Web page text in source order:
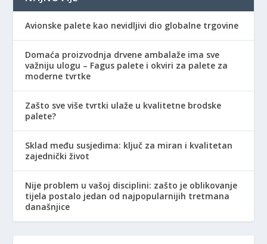
Avionske palete kao nevidljivi dio globalne trgovine
Domaća proizvodnja drvene ambalaže ima sve
važniju ulogu – Fagus palete i okviri za palete za
moderne tvrtke
Zašto sve više tvrtki ulaže u kvalitetne brodske
palete?
Sklad među susjedima: ključ za miran i kvalitetan
zajednički život
Nije problem u vašoj disciplini: zašto je oblikovanje
tijela postalo jedan od najpopularnijih tretmana
današnjice